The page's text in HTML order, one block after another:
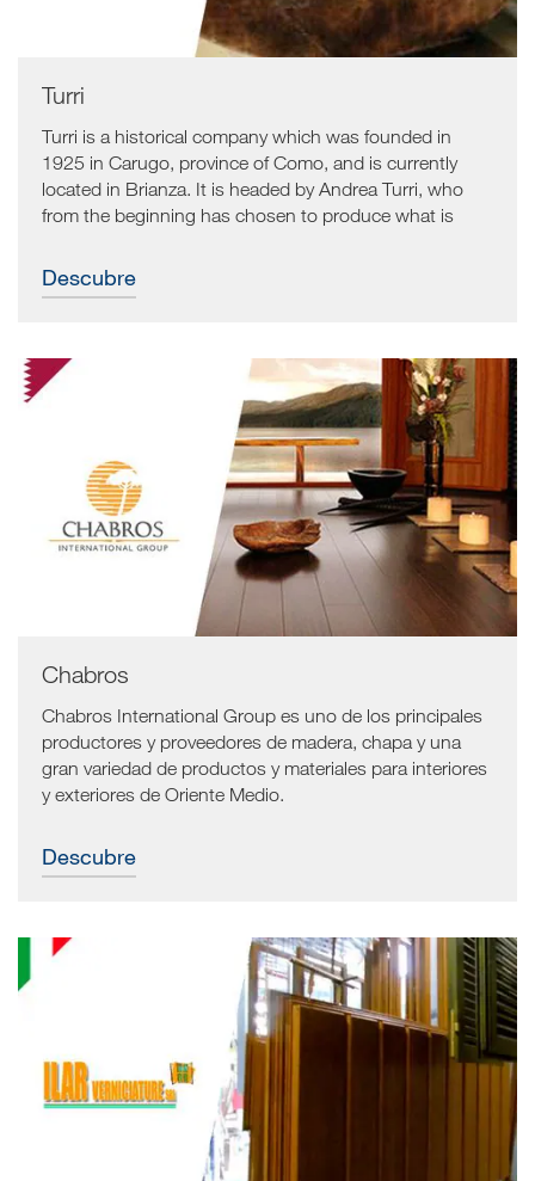
Turri
Turri is a historical company which was founded in
1925 in Carugo, province of Como, and is currently
located in Brianza. It is headed by Andrea Turri, who
from the beginning has chosen to produce what is
furniture and accessories. Its motto is “The Art of
Living”.
Descubre
Chabros
Chabros International Group es uno de los principales
productores y proveedores de madera, chapa y una
gran variedad de productos y materiales para interiores
y exteriores de Oriente Medio.
Descubre